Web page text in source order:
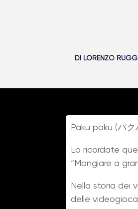
DI LORENZO
Paku paku (パク
Lo ricordate
“Mangiare a
Nella storia dei
delle